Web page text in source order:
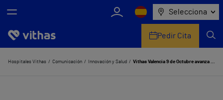
Selecciona
Nosotros
Pedir Cita
Hospitales Vithas Comunicación Innovación y Salud Vithas Valencia 9 de Octubre avanza en el diagnóstico precoz del alzhéimer